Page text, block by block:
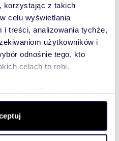
korzystając z takich
celu wyświetlania
i treści, analizowania tychże,
użytkowników i
odnośnie tego, kto
celach to robi.
własne preferencje w
plików cookie możesz
w dowolnej chwili.
54,76 m2 887 088 zł
61,90 m 980 588 zł
50,45 m2 808 602 zł
70,79 m2 1 022 648 zł
96,95 m2 REZERWACJA